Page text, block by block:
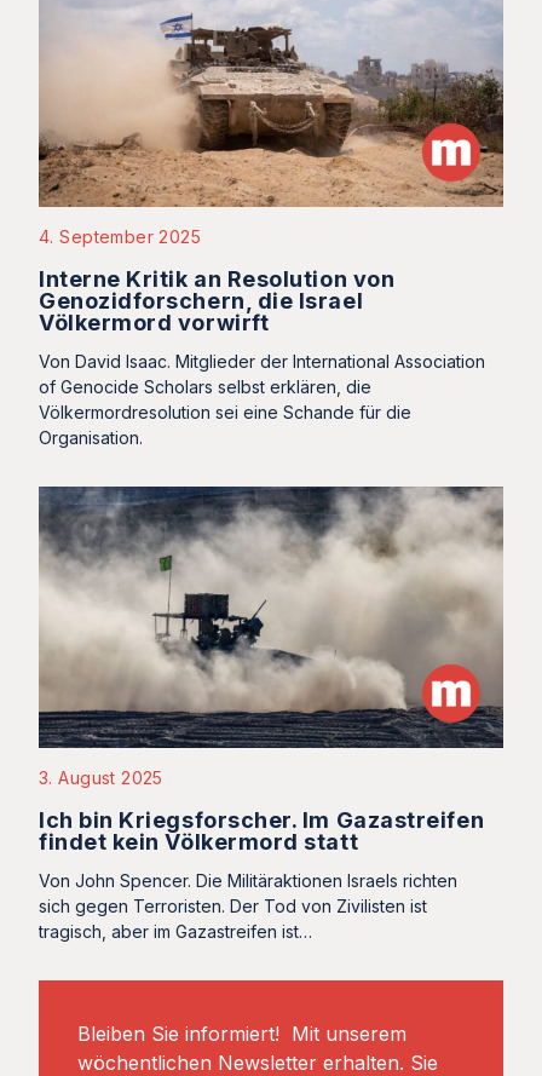
4. September 2025
Interne Kritik an Resolution von
Genozidforschern, die Israel
Völkermord vorwirft
Von David Isaac. Mitglieder der International Association
of Genocide Scholars selbst erklären, die
Völkermordresolution sei eine Schande für die
Organisation.
3. August 2025
Ich bin Kriegsforscher. Im Gazastreifen
findet kein Völkermord statt
Von John Spencer. Die Militäraktionen Israels richten
sich gegen Terroristen. Der Tod von Zivilisten ist
tragisch, aber im Gazastreifen ist…
Bleiben Sie informiert! Mit unserem
wöchentlichen Newsletter erhalten. Sie